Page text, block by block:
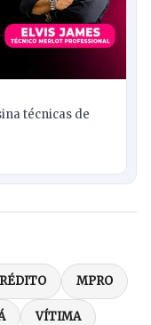
técnicas de
MPRO
VÍTIMA